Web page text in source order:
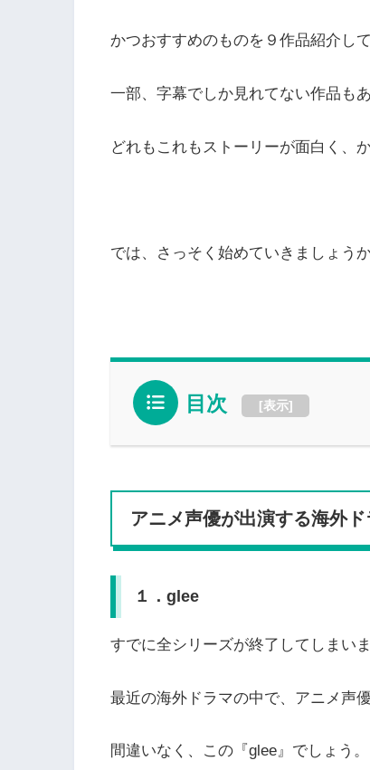
かつおすすめのものを９作品紹介し
一部、字幕でしか見れてない作品も
どれもこれもストーリーが面白く、
では、さっそく始めていきましょうか
目次 [表示]
アニメ声優が出演する海外
１．glee
すでに全シリーズが終了してしまいま
最近の海外ドラマの中で、アニメ声
間違いなく、この『glee』でしょう。